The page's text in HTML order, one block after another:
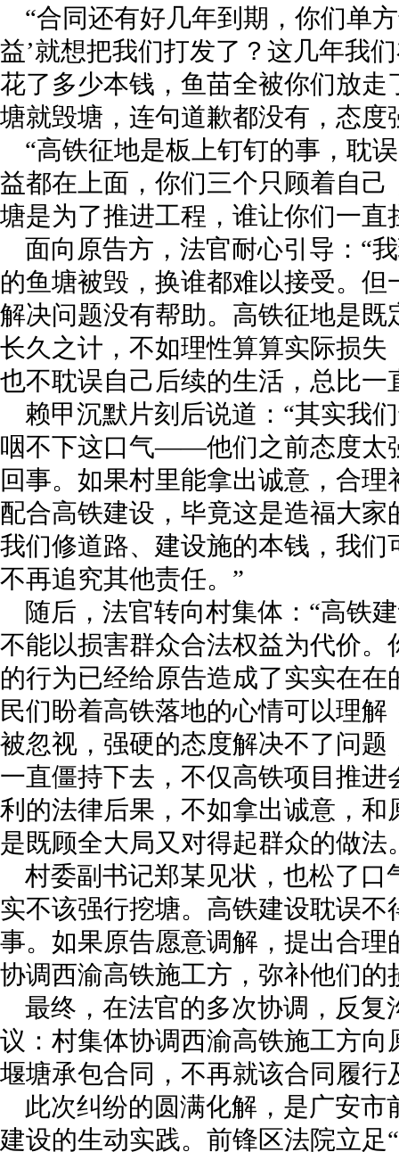
“合同还有好几年到期，你们单
益’就想把我们打发了？这几年我
花了多少本钱，鱼苗全被你们放
塘就毁塘，连句道歉都没有，态度
“高铁征地是板上钉钉的事，耽
益都在上面，你们三个只顾着自
塘是为了推进工程，谁让你们一直
面向原告方，法官耐心引导：“
的鱼塘被毁，换谁都难以接受。
解决问题没有帮助。高铁征地是
长久之计，不如理性算算实际损
也不耽误自己后续的生活，总比一
赖甲沉默片刻后说道：“其实我
咽不下这口气——他们之前态度太
回事。如果村里能拿出诚意，合
配合高铁建设，毕竟这是造福大
我们修道路、建设施的本钱，我
不再追究其他责任。”
随后，法官转向村集体：“高铁
不能以损害群众合法权益为代价
的行为已经给原告造成了实实在
民们盼着高铁落地的心情可以理
被忽视，强硬的态度解决不了问
一直僵持下去，不仅高铁项目推
利的法律后果，不如拿出诚意，
是既顾全大局又对得起群众的做法
村委副书记郑某见状，也松了口
实不该强行挖塘。高铁建设耽误
事。如果原告愿意调解，提出合
协调西渝高铁施工方，弥补他们的
最终，在法官的多次协调，反
议：村集体协调西渝高铁施工方
堰塘承包合同，不再就该合同履行
此次纠纷的圆满化解，是广安
建设的生动实践。前锋区法院立足